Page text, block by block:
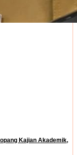
Kajian Akademik,